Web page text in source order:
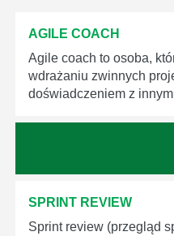
AGILE COACH
Agile coach to osoba,
wdrażaniu zwinnych
doświadczeniem z
SPRINT REVIEW
Sprint review (przegląd